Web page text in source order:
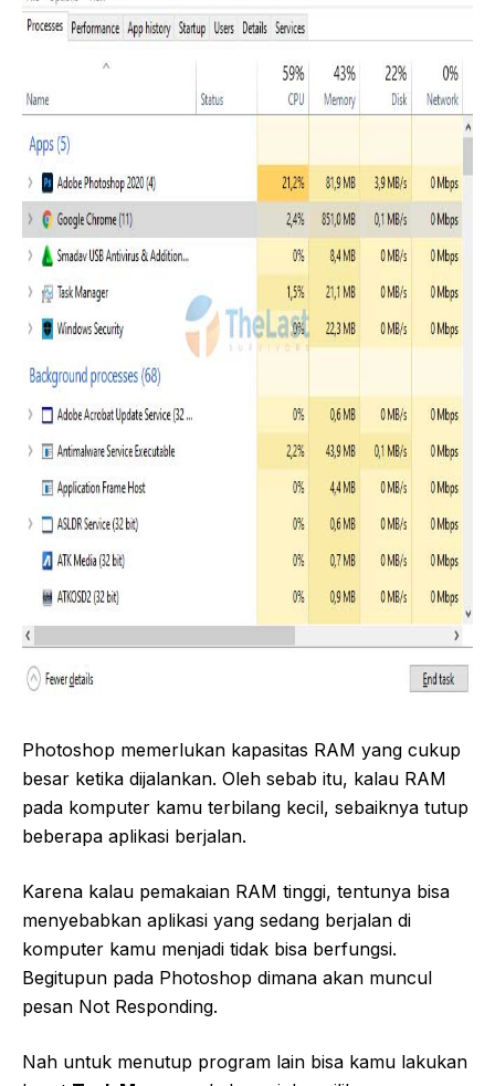
Photoshop memerlukan kapasitas RAM yang cukup
besar ketika dijalankan. Oleh sebab itu, kalau RAM
pada komputer kamu terbilang kecil, sebaiknya tutup
beberapa aplikasi berjalan.
Karena kalau pemakaian RAM tinggi, tentunya bisa
menyebabkan aplikasi yang sedang berjalan di
komputer kamu menjadi tidak bisa berfungsi.
Begitupun pada Photoshop dimana akan muncul
pesan Not Responding.
Nah untuk menutup program lain bisa kamu lakukan